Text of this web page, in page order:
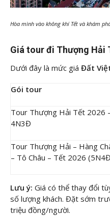
Hòa mình vào không khí Tết và khám
Giá tour đi Thượng Hải
Dưới đây là mức giá Đất
Gói tour
Tour Thượng Hải Tết 2026
4N3Đ
Tour Thượng Hải – Hàng
– Tô Châu – Tết 2026
Lưu ý: Giá có thể thay đổi
số lượng khách. Đặt sớm
triệu đồng/người.